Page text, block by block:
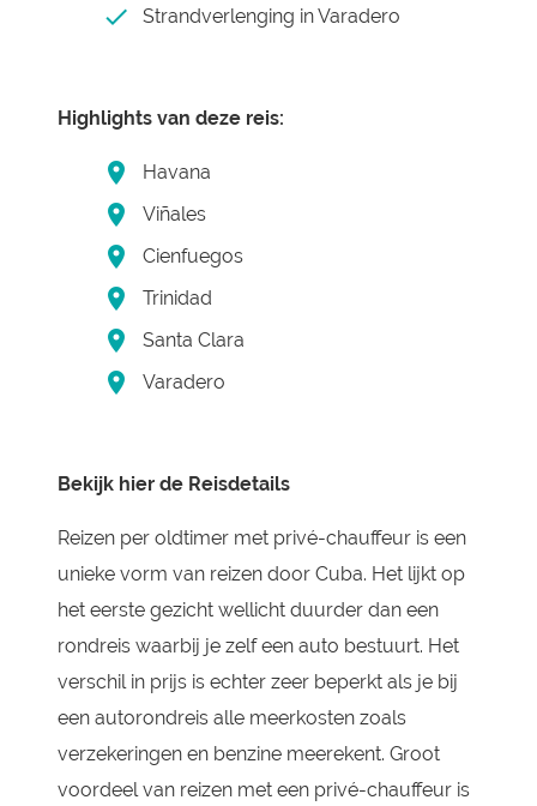
Strandverlenging in Varadero
Highlights van deze reis:
Havana
Viñales
Cienfuegos
Trinidad
Santa Clara
Varadero
Bekijk hier de Reisdetails
Reizen per oldtimer met privé-chauffeur is een
unieke vorm van reizen door Cuba. Het lijkt op
het eerste gezicht wellicht duurder dan een
rondreis waarbij je zelf een auto bestuurt. Het
verschil in prijs is echter zeer beperkt als je bij
een autorondreis alle meerkosten zoals
verzekeringen en benzine meerekent. Groot
voordeel van reizen met een privé-chauffeur is